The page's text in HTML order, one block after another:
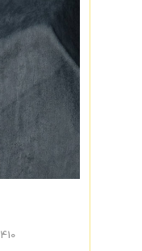
410 گرم (استر طوسی)